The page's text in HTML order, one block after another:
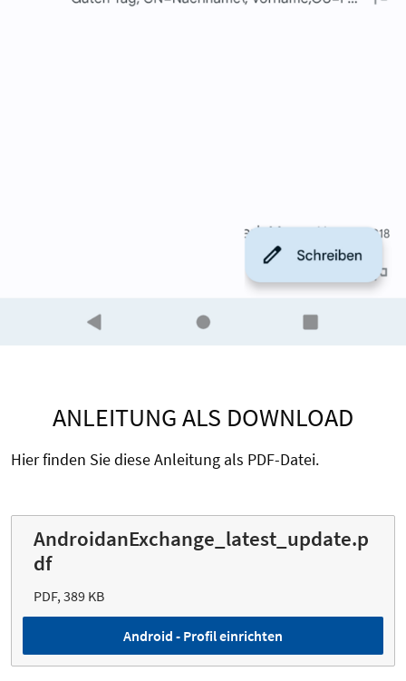
ANLEITUNG ALS DOWNLOAD
Hier finden Sie diese Anleitung als PDF-Datei.
AndroidanExchange_latest_update.p
df
PDF, 389 KB
Android - Profil einrichten